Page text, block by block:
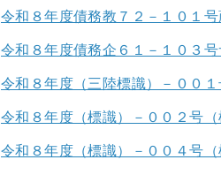
令和８年度債務教７２－１０１
令和８年度債務企６１－１０３
令和８年度（三陸標識）－００
令和８年度（標識）－００２号
令和８年度（標識）－００４号